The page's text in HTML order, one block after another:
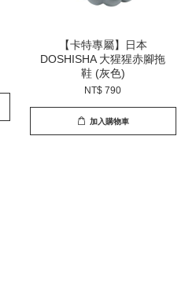
【卡特專屬】日本
DOSHISHA 大猩猩赤腳拖
鞋 (灰色)
NT$ 790
加入購物車